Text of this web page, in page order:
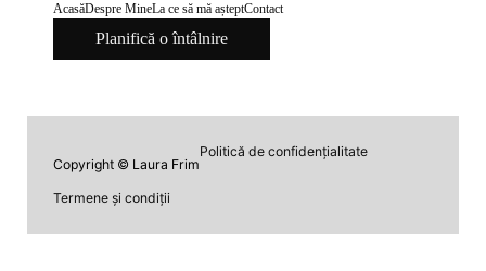
AcasăDespre MineLa ce să mă așteptContact
Planifică o întâlnire
Copyright © Laura Frim
Politică de confidențialitate
Termene și condiții